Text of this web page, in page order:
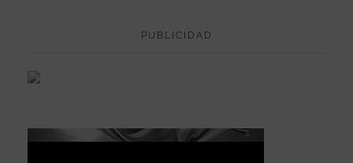
PUBLICIDAD